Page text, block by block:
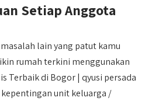
Setiap Anggota
lain yang patut kamu
rumah terkini menggunakan
Terbaik di Bogor | qyusi persada
unit keluarga /